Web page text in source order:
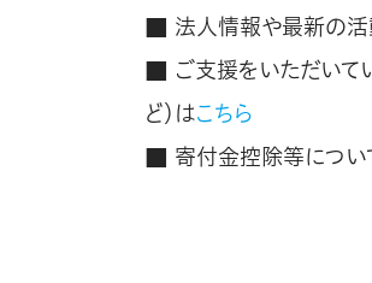
■ 法人情報や最新の活
■ ご支援をいただいて
ど）はこちら
■ 寄付金控除等につい